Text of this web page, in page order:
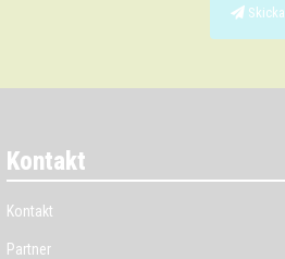
Skicka
Kontakt
Kontakt
Partner